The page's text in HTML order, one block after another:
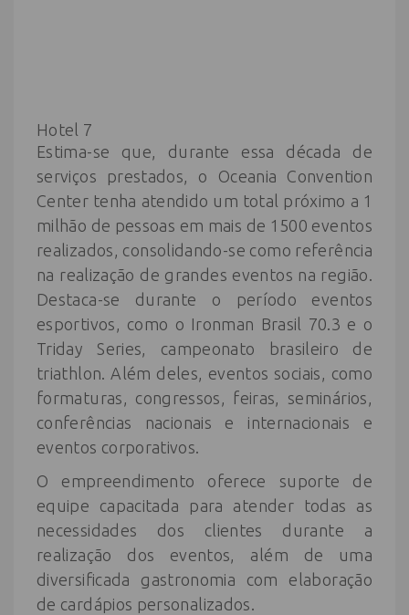
Hotel 7
Estima-se que, durante essa década de
serviços prestados, o Oceania Convention
Center tenha atendido um total próximo a 1
milhão de pessoas em mais de 1500 eventos
realizados, consolidando-se como referência
na realização de grandes eventos na região.
Destaca-se durante o período eventos
esportivos, como o Ironman Brasil 70.3 e o
Triday Series, campeonato brasileiro de
triathlon. Além deles, eventos sociais, como
formaturas, congressos, feiras, seminários,
conferências nacionais e internacionais e
eventos corporativos.
O empreendimento oferece suporte de
equipe capacitada para atender todas as
necessidades dos clientes durante a
realização dos eventos, além de uma
diversificada gastronomia com elaboração
de cardápios personalizados.